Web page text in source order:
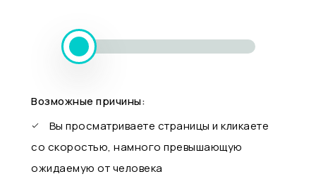
Возможные причины:
Вы просматриваете страницы и кликаете
со скоростью, намного превышающую
ожидаемую от человека